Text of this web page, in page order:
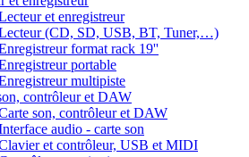
et enregistreur
(CD, SD, USB, BT, Tuner,…)
format rack 19''
portable
multipiste
contrôleur et DAW
son, contrôleur et DAW
audio - carte son
et contrôleur, USB et MIDI